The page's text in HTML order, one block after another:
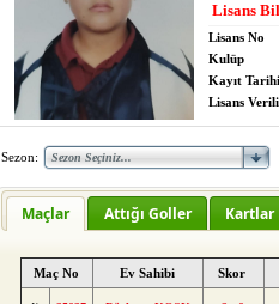
Lisans
Lisans No
Kulüp
Kayıt Tarihi
Lisans
Sezon:
Maçlar Attığı Goller Kartlar
Maç No Ev Sahibi Skor